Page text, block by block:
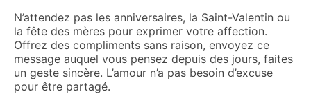
N’attendez pas les anniversaires, la Saint-Valentin ou
la fête des mères pour exprimer votre affection.
Offrez des compliments sans raison, envoyez ce
message auquel vous pensez depuis des jours, faites
un geste sincère. L’amour n’a pas besoin d’excuse
pour être partagé.